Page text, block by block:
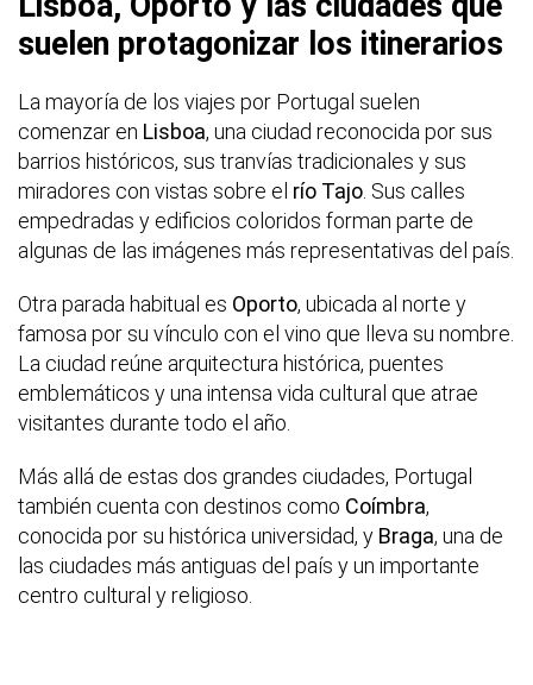
suelen protagonizar los itinerarios
La mayoría de los viajes por Portugal suelen
comenzar en Lisboa, una ciudad reconocida por sus
barrios históricos, sus tranvías tradicionales y sus
miradores con vistas sobre el río Tajo . Sus calles
empedradas y edificios coloridos forman parte de
algunas de las imágenes más representativas del país.
Otra parada habitual es Oporto, ubicada al norte y
famosa por su vínculo con el vino que lleva su nombre.
La ciudad reúne arquitectura histórica, puentes
emblemáticos y una intensa vida cultural que atrae
visitantes durante todo el año.
Más allá de estas dos grandes ciudades, Portugal
también cuenta con destinos como Coímbra,
conocida por su histórica universidad, y Braga, una de
las ciudades más antiguas del país y un importante
centro cultural y religioso.